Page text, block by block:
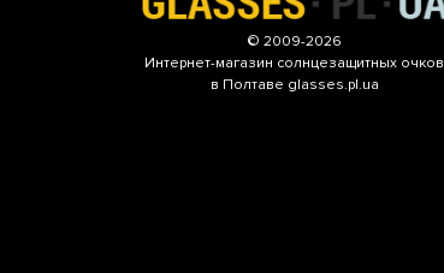
© 2009-2026
Интернет-магазин солнцезащитных очков
в Полтаве glasses.pl.ua